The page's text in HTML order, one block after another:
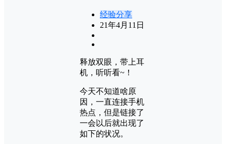
经验分享
21年4月11日
释放双眼，带上耳
机，听听看~！
今天不知道啥原
因，一直连接手机
热点，但是链接了
一会以后就出现了
如下的状况。